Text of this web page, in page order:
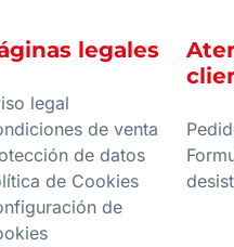
legales
legal
de venta
de datos
de Cookies
de